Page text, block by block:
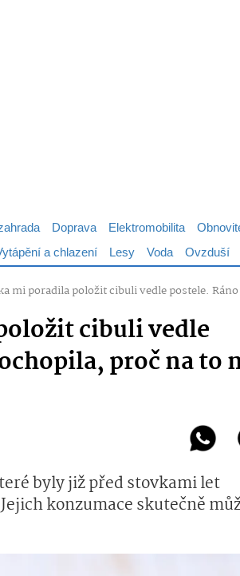
Doprava Elektromobilita
a chlazení Lesy Voda Ovzduší
mi poradila položit cibuli vedle postele.
cibuli vedle
proč na to
byly již před stovkami let
konzumace skutečně